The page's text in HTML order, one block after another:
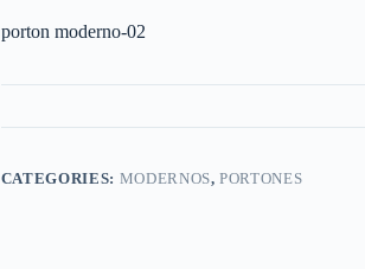
porton moderno-02
CATEGORIES: MODERNOS,PORTONES